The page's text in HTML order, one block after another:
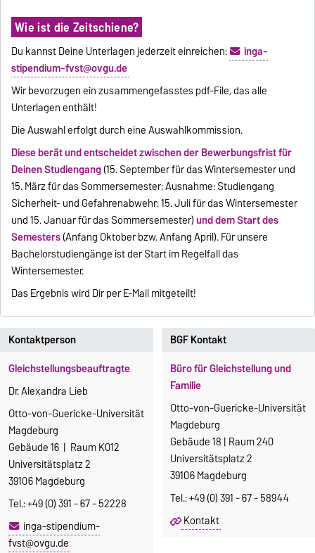
Wie ist die Zeitschiene?
Du kannst Deine Unterlagen jederzeit einreichen:
inga-
stipendium-fvst@ovgu.de
Wir bevorzugen ein zusammengefasstes pdf-File, das alle
Unterlagen enthält!
Die Auswahl erfolgt durch eine Auswahlkommission.
Diese berät und entscheidet zwischen der Bewerbungsfrist für
Deinen Studiengang(15. September für das Wintersemester und
15. März für das Sommersemester; Ausnahme: Studiengang
Sicherheit- und Gefahrenabwehr: 15. Juli für das Wintersemester
und 15. Januar für das Sommersemester)und dem Start des
Semesters(Anfang Oktober bzw. Anfang April). Für unsere
Bachelorstudiengänge ist der Start im Regelfall das
Wintersemester.
Das Ergebnis wird Dir per E-Mail mitgeteilt!
BGF Kontakt
Büro für Gleichstellung und
Familie
Otto-von-Guericke-Universität
Magdeburg
Gebäude 18 | Raum 240
Universitätsplatz 2
39106 Magdeburg
Tel.: +49 (0) 391 - 67 - 58944
Kontakt
Kontaktperson
Gleichstellungsbeauftragte
Dr. Alexandra Lieb
Otto-von-Guericke-Universität
Magdeburg
Gebäude 16 | Raum K012
Universitätsplatz 2
39106 Magdeburg
Tel.: +49 (0) 391 - 67 - 52228
inga-stipendium-
fvst@ovgu.de